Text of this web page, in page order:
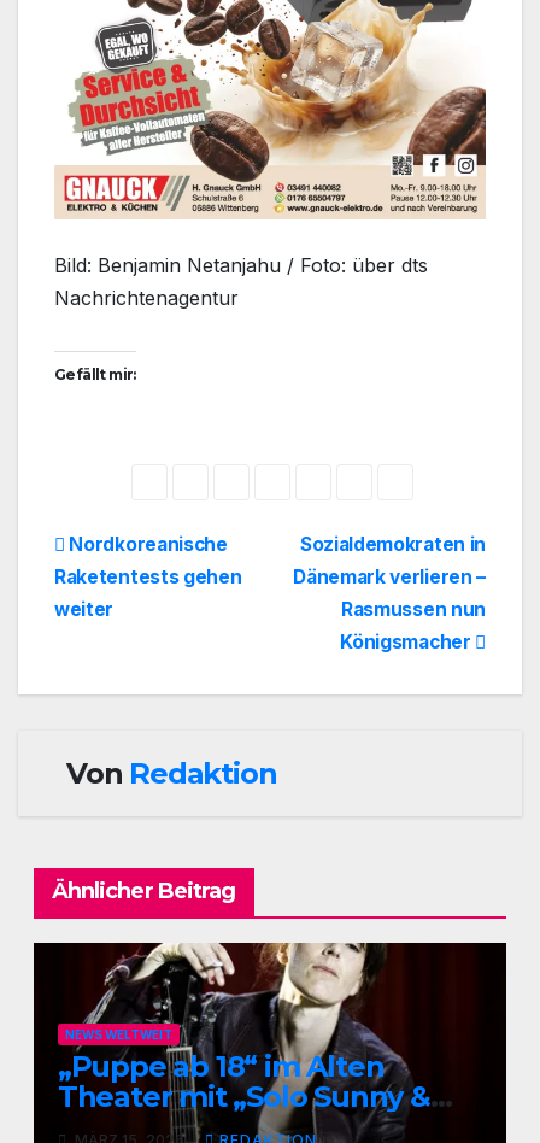
Bild: Benjamin Netanjahu / Foto: über dts
Nachrichtenagentur
Gefällt mir:
Beitragsnavigation
Sozialdemokraten in
Dänemark verlieren –
Rasmussen nun
Königsmacher
Nordkoreanische
Raketentests gehen
weiter
Von Redaktion
Ähnlicher Beitrag
NEWS WELTWEIT
„Puppe ab 18“ im Alten
Theater mit „Solo Sunny &
me“